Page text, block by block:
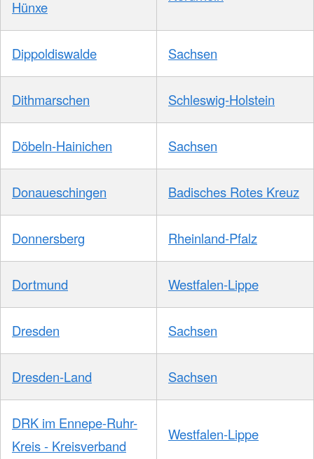
Hünxe
Dippoldiswalde Sachsen
Dithmarschen Schleswig-Holstein
Döbeln-Hainichen Sachsen
Donaueschingen Badisches Rotes Kreuz
Donnersberg Rheinland-Pfalz
Dortmund Westfalen-Lippe
Dresden Sachsen
Dresden-Land Sachsen
DRK im Ennepe-Ruhr-
Kreis - Kreisverband
Westfalen-Lippe